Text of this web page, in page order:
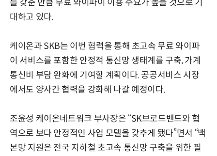
를 갖춘 만큼 무료 와이파이 이용 수요가 높을 것으로 기
대하고 있다.
케이온과 SKB는 이번 협력을 통해 초고속 무료 와이파
이 서비스를 포함한 안정적 통신망 생태계를 구축, 가계
통신비 부담 완화에 기여할 계획이다. 공공서비스 시장
에서도 양사간 협력을 강화해 나갈 예정이다.
조윤성 케이온네트워크 부사장은 “SK브로드밴드와 협
역으로 보다 안정적인 사업 모델을 갖추게 됐다”면서 “백
본망 지원은 전국 지하철 초고속 통신망 구축을 위한 필